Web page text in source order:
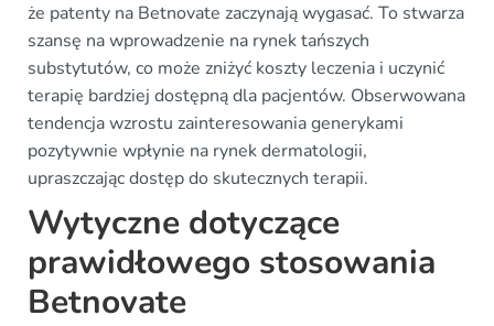
że patenty na Betnovate zaczynają wygasać. To stwarza
szansę na wprowadzenie na rynek tańszych
substytutów, co może zniżyć koszty leczenia i uczynić
terapię bardziej dostępną dla pacjentów. Obserwowana
tendencja wzrostu zainteresowania generykami
pozytywnie wpłynie na rynek dermatologii,
upraszczając dostęp do skutecznych terapii.
Wytyczne dotyczące
prawidłowego stosowania
Betnovate